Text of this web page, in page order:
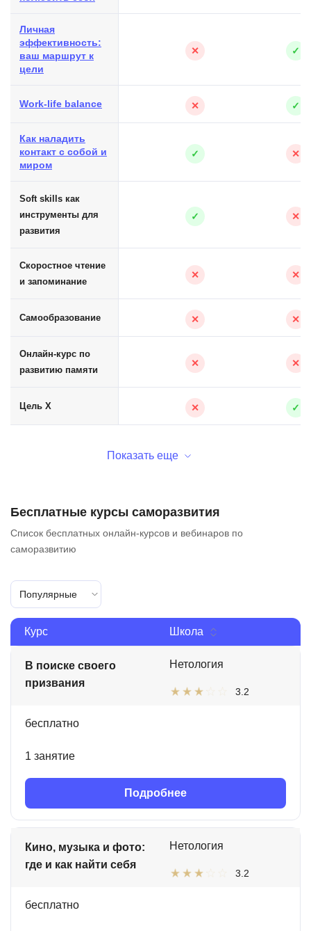
Личная
эффективность:
ваш маршрут к
цели
✕ ✓
Work-life balance ✕ ✓
Как наладить
контакт с собой и
миром
✓ ✕
Soft skills как
инструменты для
развития
✓ ✕
Скоростное чтение
и запоминание
✕ ✕
Самообразование ✕ ✕
Онлайн-курс по
развитию памяти
✕ ✕
Цель Х ✕ ✓
Показать еще
Бесплатные курсы саморазвития
Список бесплатных онлайн-курсов и вебинаров по
саморазвитию
Популярные
Курс Школа
В поиске своего
призвания
Нетология
3.2
бесплатно
1 занятие
Подробнее
Кино, музыка и фото:
где и как найти себя
Нетология
3.2
бесплатно